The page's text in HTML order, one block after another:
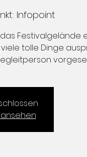
Infopoint
Festivalgelände
tolle Dinge